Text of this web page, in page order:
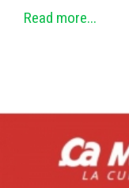
Read more...